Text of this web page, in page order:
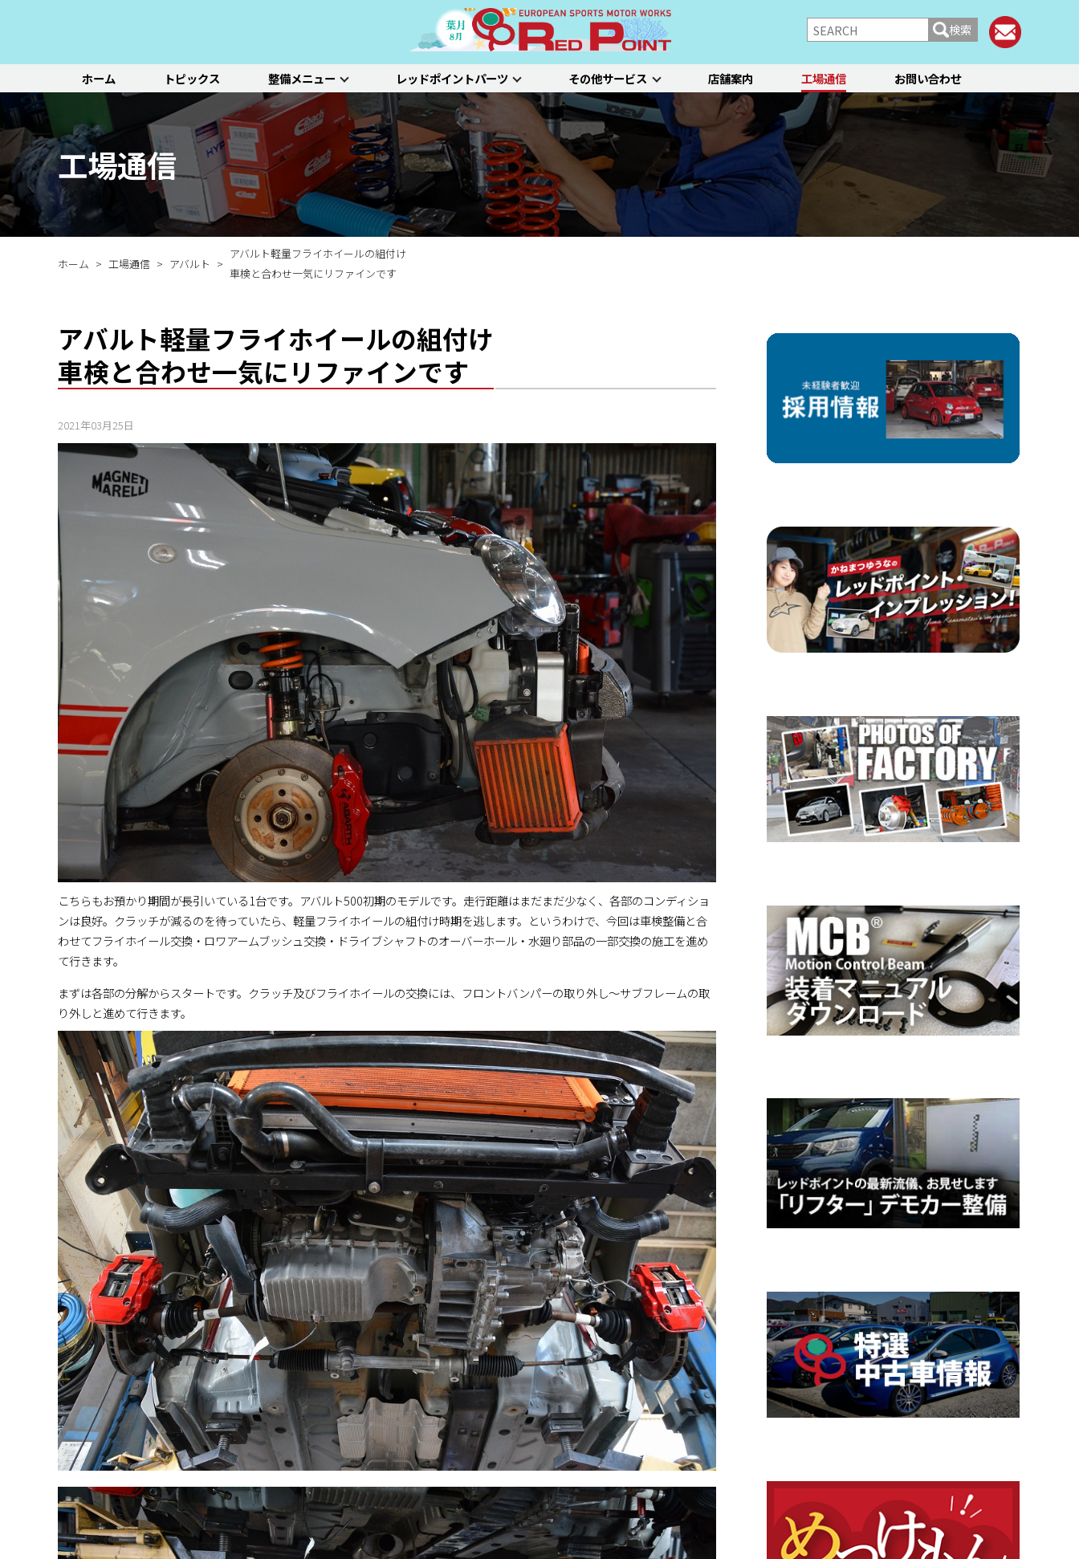
検索
ホーム トピックス 整備メニュー
整備メニュー
レッドポイントが推奨す
る、すべての車種に共通
する基本整備と、車両の
状態に応じた３段階のセ
ットメニューをご紹介し
ます。
一覧ページ
基本整備一覧
ADAS（先進運転支援システム）診断 SDL診断 ホイールアライメント点検・調整
オイル交換
エアコン整備
タイヤ整備 新車点検整備 12か月点検/24か月点検
初診点検・セットメニュー
初診点検 ステージ1／ベーシック ステージ2／ルーティーン
ステージ3／リフレッシュ
ステージ2／ステージ3 車種別価格表
レッドポイントパーツ
レッドポイント
パーツ
オリジナル&おすすめパ
ーツのご紹介
一覧ページ
車種別選択
ルノー プジョー シトロエン/DS アルファロメオ フィアット／アバルト
機能別選択
エンジン/駆動系 吸排気系 サスペンション/シャーシ
ブレーキ
ホイール/タイヤ
エクステリア インテリア 快適装備
その他サービス
その他のサービ
ス
新車の販売や中古車販
売、ならびに買い取りや
レンタカー等のサービス
を行なっております。
一覧ページ
新車販売・整備 特選中古車 車両買い取り
レンタカー
その他サービス
店舗案内 工場通信 お問い合わせ
工場通信
ホーム 工場通信 アバルト
アバルト軽量フライホイールの組付け
車検と合わせ一気にリファインです
アバルト軽量フライホイールの組付け
車検と合わせ一気にリファインです
2021年03月25日
こちらもお預かり期間が長引いている1台です。アバルト500初期のモデルです。走行距離はまだまだ少なく、各部のコンディショ
ンは良好。クラッチが減るのを待っていたら、軽量フライホイールの組付け時期を逃します。というわけで、今回は車検整備と合
わせてフライホイール交換・ロワアームブッシュ交換・ドライブシャフトのオーバーホール・水廻り部品の一部交換の施工を進め
て行きます。
まずは各部の分解からスタートです。クラッチ及びフライホイールの交換には、フロントバンパーの取り外し～サブフレームの取
り外しと進めて行きます。